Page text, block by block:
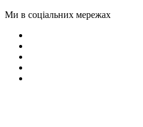
Ми в соціальних мережах